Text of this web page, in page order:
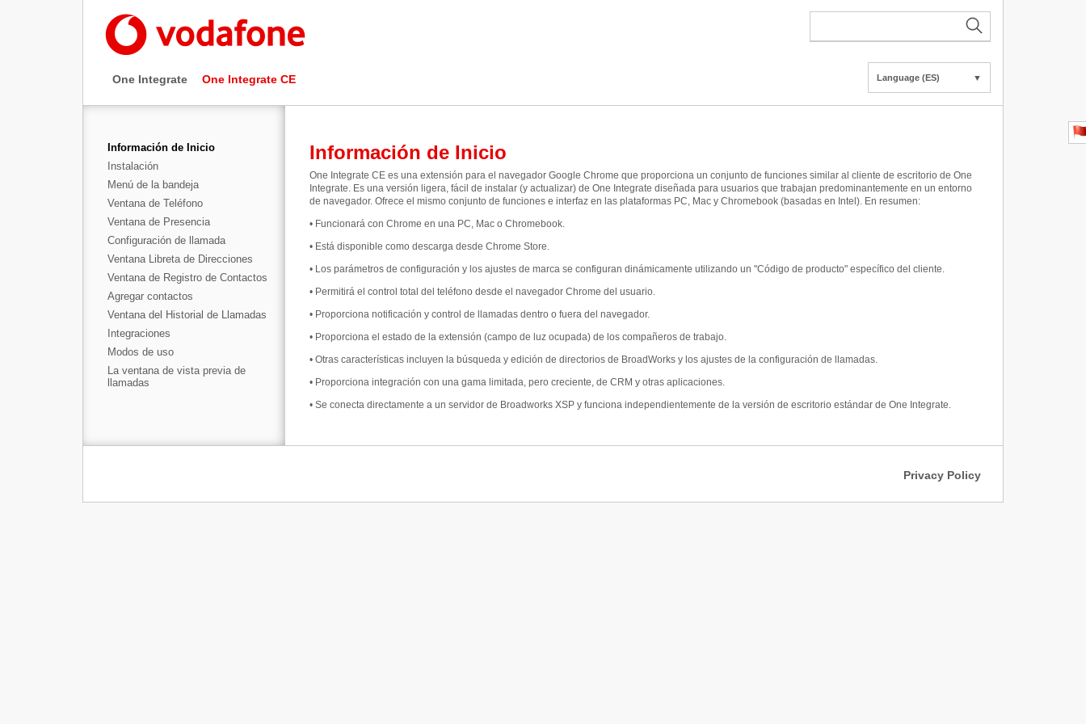
One Integrate One Integrate CE Language (ES) ▼
Información de Inicio
Instalación
Menú de la bandeja
Ventana de Teléfono
Ventana de Presencia
Configuración de llamada
Ventana Libreta de Direcciones
Ventana de Registro de Contactos
Agregar contactos
Ventana del Historial de Llamadas
Integraciones
Modos de uso
La ventana de vista previa de
llamadas
Información de Inicio
One Integrate CE es una extensión para el navegador Google Chrome que proporciona un conjunto de funciones similar al cliente de escritorio de One
Integrate. Es una versión ligera, fácil de instalar (y actualizar) de One Integrate diseñada para usuarios que trabajan predominantemente en un entorno
de navegador. Ofrece el mismo conjunto de funciones e interfaz en las plataformas PC, Mac y Chromebook (basadas en Intel). En resumen:
• Funcionará con Chrome en una PC, Mac o Chromebook.
• Está disponible como descarga desde Chrome Store.
• Los parámetros de configuración y los ajustes de marca se configuran dinámicamente utilizando un "Código de producto" específico del cliente.
• Permitirá el control total del teléfono desde el navegador Chrome del usuario.
• Proporciona notificación y control de llamadas dentro o fuera del navegador.
• Proporciona el estado de la extensión (campo de luz ocupada) de los compañeros de trabajo.
• Otras características incluyen la búsqueda y edición de directorios de BroadWorks y los ajustes de la configuración de llamadas.
• Proporciona integración con una gama limitada, pero creciente, de CRM y otras aplicaciones.
• Se conecta directamente a un servidor de Broadworks XSP y funciona independientemente de la versión de escritorio estándar de One Integrate.
Privacy Policy